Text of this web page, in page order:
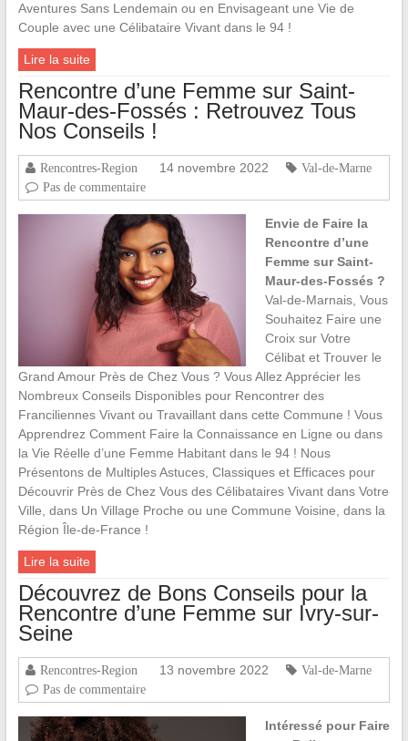
Aventures Sans Lendemain ou en Envisageant une Vie de
Couple avec une Célibataire Vivant dans le 94 !
Lire la suite
Rencontre d’une Femme sur Saint-
Maur-des-Fossés : Retrouvez Tous
Nos Conseils !
Rencontres-Region 14 novembre 2022
Val-de-Marne
Pas de commentaire
Envie de Faire la
Rencontre d’une
Femme sur Saint-
Maur-des-Fossés ?
Val-de-Marnais, Vous
Souhaitez Faire une
Croix sur Votre
Célibat et Trouver le
Grand Amour Près de Chez Vous ? Vous Allez Apprécier les
Nombreux Conseils Disponibles pour Rencontrer des
Franciliennes Vivant ou Travaillant dans cette Commune ! Vous
Apprendrez Comment Faire la Connaissance en Ligne ou dans
la Vie Réelle d’une Femme Habitant dans le 94 ! Nous
Présentons de Multiples Astuces, Classiques et Efficaces pour
Découvrir Près de Chez Vous des Célibataires Vivant dans Votre
Ville, dans Un Village Proche ou une Commune Voisine, dans la
Région Île-de-France !
Lire la suite
Découvrez de Bons Conseils pour la
Rencontre d’une Femme sur Ivry-sur-
Seine
Rencontres-Region 13 novembre 2022
Val-de-Marne
Pas de commentaire
Intéressé pour Faire